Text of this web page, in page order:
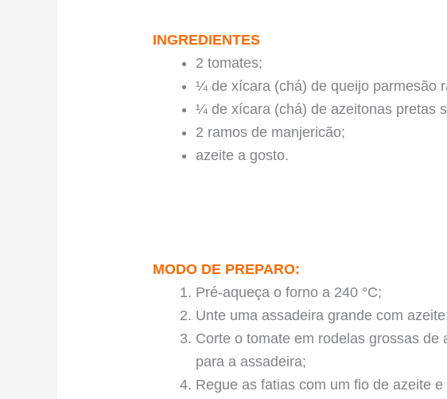
INGREDIENTES
2 tomates;
¼ de xícara (chá) de queijo parmesão
¼ de xícara (chá) de azeitonas pretas
2 ramos de manjericão;
azeite a gosto.
MODO DE PREPARO:
Pré-aqueça o forno a 240 °C;
Unte uma assadeira grande com
Corte o tomate em rodelas grossas
para a assadeira;
Regue as fatias com um fio de azeite